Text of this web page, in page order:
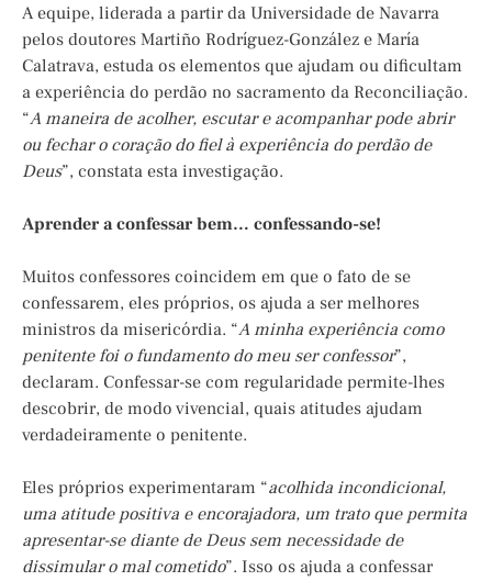
A equipe, liderada a partir da Universidade de Navarra
pelos doutores Martiño Rodríguez-González e María
Calatrava, estuda os elementos que ajudam ou dificultam
a experiência do perdão no sacramento da Reconciliação.
“A maneira de acolher, escutar e acompanhar pode abrir
ou fechar o coração do fiel à experiência do perdão de
Deus”, constata esta investigação.
Aprender a confessar bem… confessando-se!
Muitos confessores coincidem em que o fato de se
confessarem, eles próprios, os ajuda a ser melhores
ministros da misericórdia. “A minha experiência como
penitente foi o fundamento do meu ser confessor”,
declaram. Confessar-se com regularidade permite-lhes
descobrir, de modo vivencial, quais atitudes ajudam
verdadeiramente o penitente.
Eles próprios experimentaram “acolhida incondicional,
uma atitude positiva e encorajadora, um trato que permita
apresentar-se diante de Deus sem necessidade de
dissimular o mal cometido”. Isso os ajuda a confessar